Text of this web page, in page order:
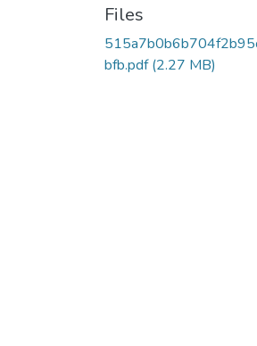
Files
bfb.pdf(2.27 MB)